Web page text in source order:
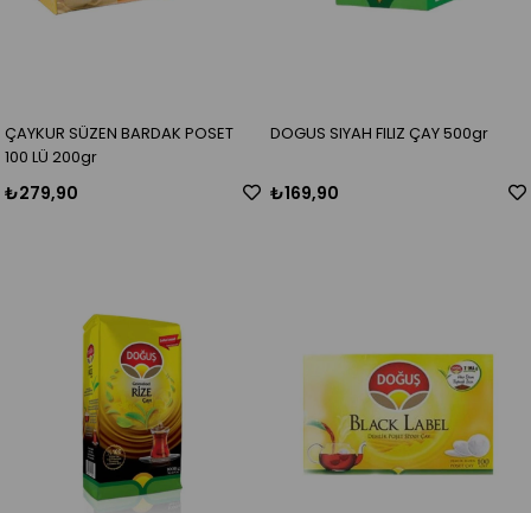
ÇAYKUR SÜZEN BARDAK POSET
100 LÜ 200gr
₺279,90
DOGUS SIYAH FILIZ ÇAY 500gr
₺169,90